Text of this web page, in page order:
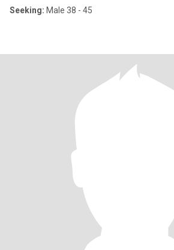
Seeking: Male 38 - 45